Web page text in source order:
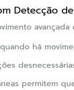
Detecção
avançada
há
permitem